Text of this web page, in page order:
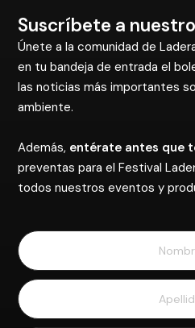
Suscríbete a
Únete a la comunidad de
en tu bandeja de entrada el
las noticias más importantes
ambiente.
Además, entérate antes que
preventas para el Festival
todos nuestros eventos y